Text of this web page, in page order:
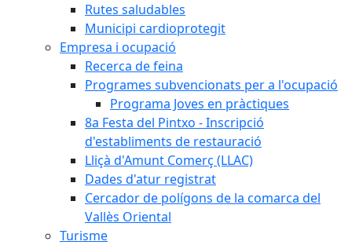
Rutes saludables
Municipi cardioprotegit
Empresa i ocupació
Recerca de feina
Programes subvencionats per a l'ocupació
Programa Joves en pràctiques
8a Festa del Pintxo - Inscripció
d'establiments de restauració
Lliçà d'Amunt Comerç (LLAC)
Dades d'atur registrat
Cercador de polígons de la comarca del
Vallès Oriental
Turisme